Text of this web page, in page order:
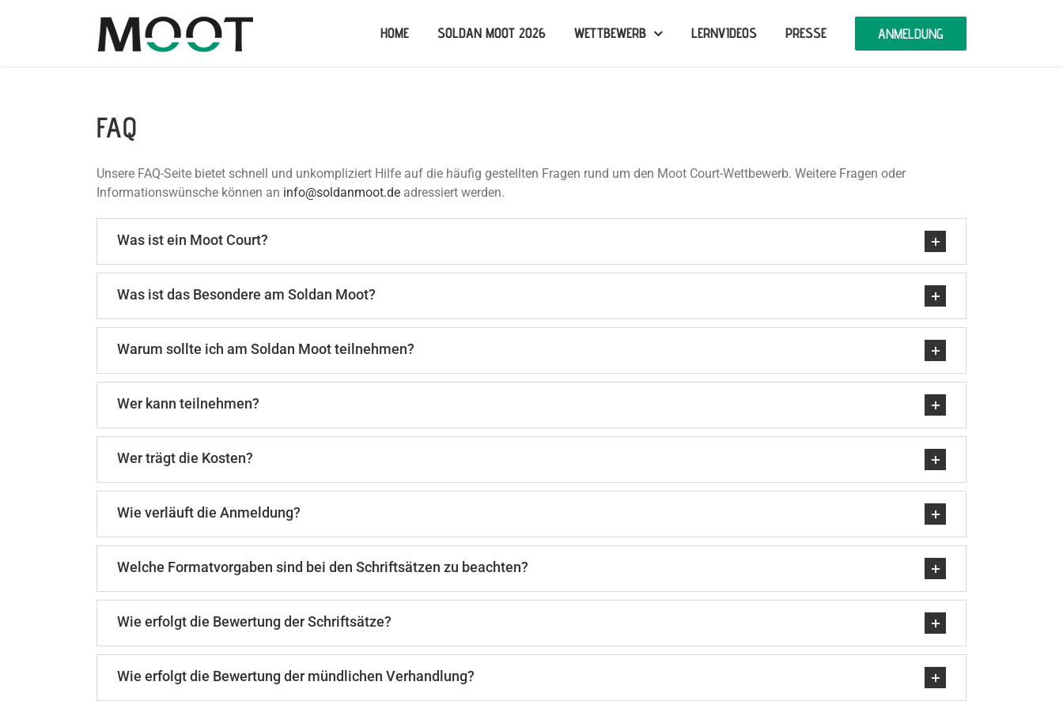
HOME SOLDAN MOOT 2026 WETTBEWERB LERNVIDEOS PRESSE ANMELDUNG
FAQ
Unsere FAQ-Seite bietet schnell und unkompliziert Hilfe auf die häufig gestellten Fragen rund um den Moot Court-Wettbewerb. Weitere Fragen oder
Informationswünsche können an info@soldanmoot.de adressiert werden.
Was ist ein Moot Court?
Was ist das Besondere am Soldan Moot?
Warum sollte ich am Soldan Moot teilnehmen?
Wer kann teilnehmen?
Wer trägt die Kosten?
Wie verläuft die Anmeldung?
Welche Formatvorgaben sind bei den Schriftsätzen zu beachten?
Wie erfolgt die Bewertung der Schriftsätze?
Wie erfolgt die Bewertung der mündlichen Verhandlung?